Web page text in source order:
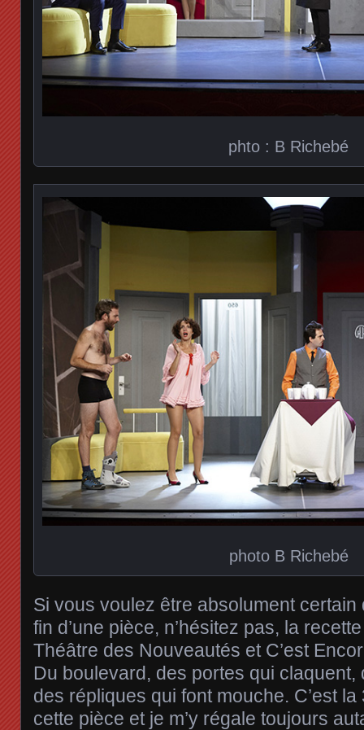
phto : B Richebé
photo B Richebé
Si vous voulez être absolument certain
fin d’une pièce, n’hésitez pas, la
Théâtre des Nouveautés et C’est
Du boulevard, des portes qui claquent,
des répliques qui font mouche. C’est
cette pièce et je m’y régale toujours